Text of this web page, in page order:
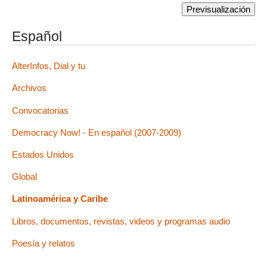
Español
AlterInfos, Dial y tu
Archivos
Convocatorias
Democracy Now! - En español (2007-2009)
Estados Unidos
Global
Latinoamérica y Caribe
Libros, documentos, revistas, videos y programas audio
Poesía y relatos